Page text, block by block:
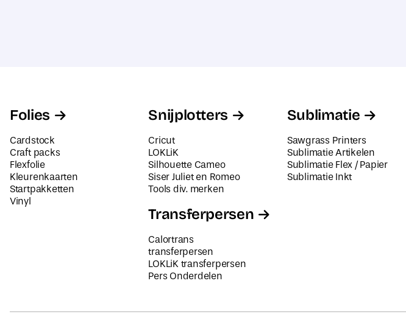
Folies
Cardstock
Craft packs
Flexfolie
Kleurenkaarten
Startpakketten
Vinyl
Snijplotters
Cricut
LOKLiK
Silhouette Cameo
Siser Juliet en Romeo
Tools div. merken
Transferpersen
Calortrans
transferpersen
LOKLiK transferpersen
Pers Onderdelen
Sublimatie
Sawgrass Printers
Sublimatie Artikelen
Sublimatie Flex / Papier
Sublimatie Inkt